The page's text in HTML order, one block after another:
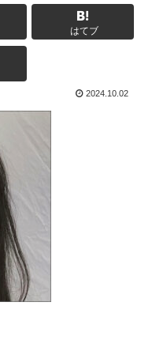
はてブ
2024.10.02